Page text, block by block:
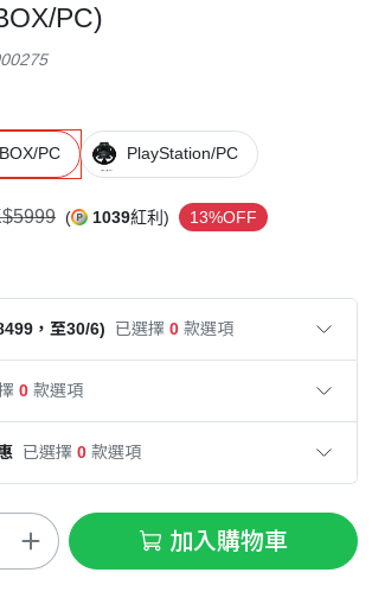
PC)
PC PlayStation/PC
( 1039紅利) 13%OFF
，至30/6) 已選擇 0 款選項
0 款選項
已選擇 0 款選項
加入購物車